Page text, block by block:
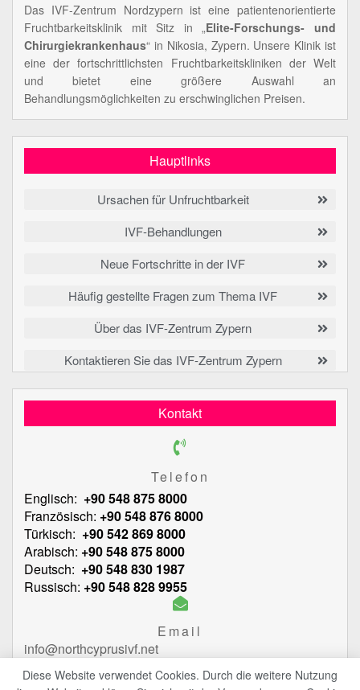
Das IVF-Zentrum Nordzypern ist eine patientenorientierte
Fruchtbarkeitsklinik mit Sitz in „Elite-Forschungs- und
Chirurgiekrankenhaus“ in Nikosia, Zypern. Unsere Klinik ist
eine der fortschrittlichsten Fruchtbarkeitskliniken der Welt
und bietet eine größere Auswahl an
Behandlungsmöglichkeiten zu erschwinglichen Preisen.
Hauptlinks
Ursachen für Unfruchtbarkeit
IVF-Behandlungen
Neue Fortschritte in der IVF
Häufig gestellte Fragen zum Thema IVF
Über das IVF-Zentrum Zypern
Kontaktieren Sie das IVF-Zentrum Zypern
Kontakt
Telefon
Englisch: +90 548 875 8000
Französisch: +90 548 876 8000
Türkisch: +90 542 869 8000
Arabisch: +90 548 875 8000
Deutsch: +90 548 830 1987
Russisch: +90 548 828 9955
Email
info@northcyprusivf.net
Diese Website verwendet Cookies. Durch die weitere Nutzung